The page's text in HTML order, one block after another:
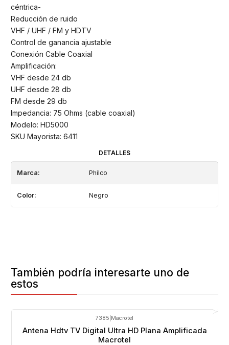
céntrica-
Reducción de ruido
VHF / UHF / FM y HDTV
Control de ganancia ajustable
Conexión Cable Coaxial
Amplificación:
VHF desde 24 db
UHF desde 28 db
FM desde 29 db
Impedancia: 75 Ohms (cable coaxial)
Modelo: HD5000
SKU Mayorista: 6411
DETALLES
Marca: Philco
Color: Negro
También podría interesarte uno de
estos
7385 Macrotel
Antena Hdtv TV Digital Ultra HD Plana Amplificada
Macrotel